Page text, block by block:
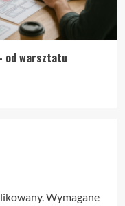
od warsztatu
Wymagane